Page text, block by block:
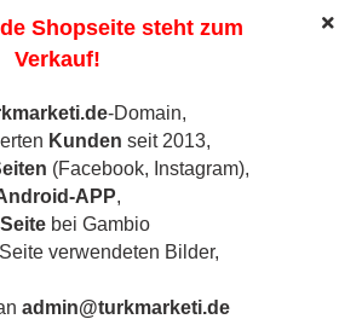
Shopseite steht zum
Verkauf!
-Domain,
Kunden seit 2013,
(Facebook, Instagram),
APP,
Seitebei Gambio
verwendeten Bilder,
admin@turkmarketi.de
Tee, 1kg